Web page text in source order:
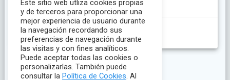
WordPress.org
Este sitio web utliza cookies propias
y de terceros para proporcionar una
mejor experiencia de usuario durante
la navegación recordando sus
preferencias de navegación durante
las visitas y con fines analíticos.
Puede aceptar todas las cookies o
personalizarlas. También puede
consultar la Política de Cookies. Al